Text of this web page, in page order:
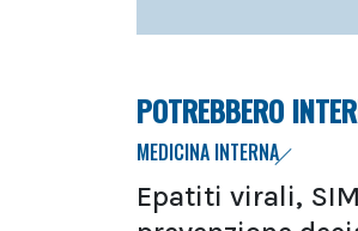
POTREBBERO
MEDICINA INTERNA
Epatiti virali,